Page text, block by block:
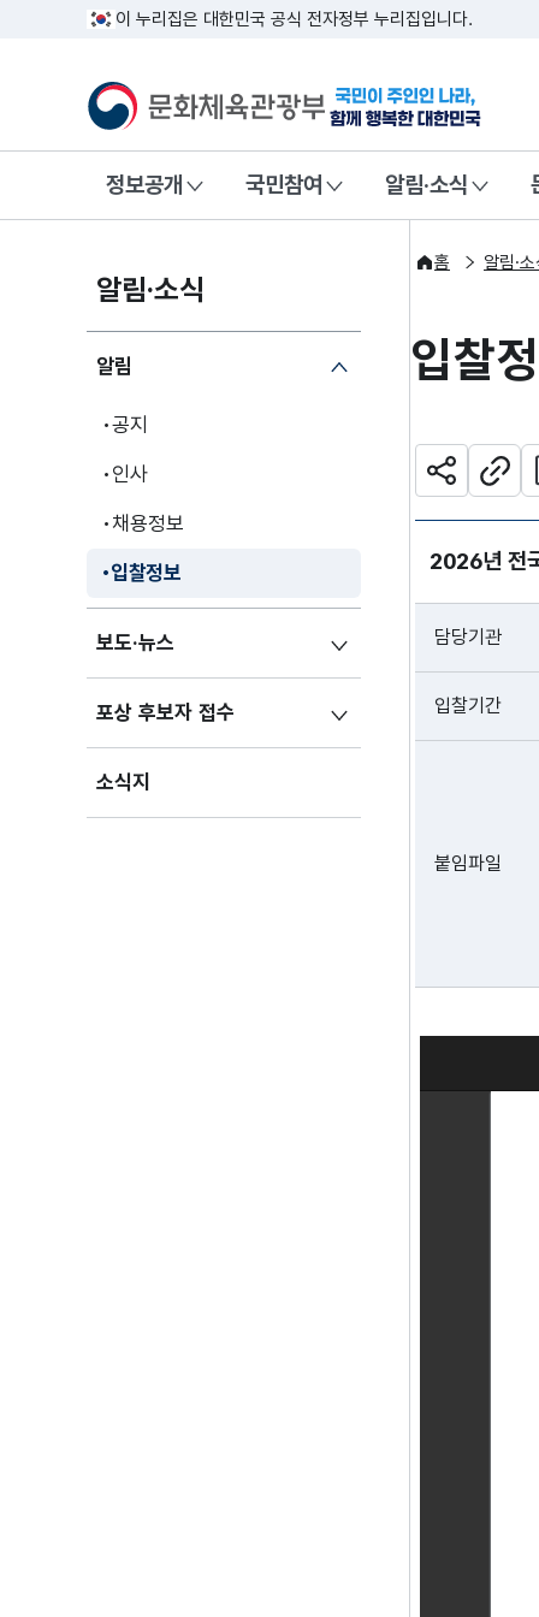
이 누리집은 대한민국 공식 전자정부 누리집입니다.
문화체육관광부국민이 주인
정보공개 국민참여 알림·소식
알림·소식
알림
공지
인사
채용정보
입찰정보
보도·뉴스
포상 후보자 접수
소식지
홈 알림·소
입찰
공유하기주소
2026년 전
담당기관
입찰기간
붙임파일